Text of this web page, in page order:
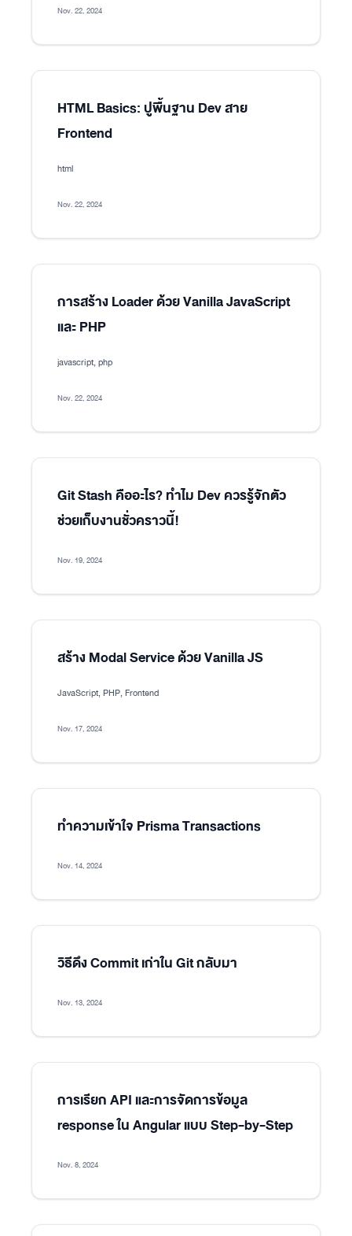
Nov. 22, 2024
HTML Basics: ปูพื้นฐาน Dev สาย
Frontend
html
Nov. 22, 2024
การสร้าง Loader ด้วย Vanilla JavaScript
และ PHP
javascript, php
Nov. 22, 2024
Git Stash คืออะไร? ทำไม Dev ควรรู้จักตัว
ช่วยเก็บงานชั่วคราวนี้!
Nov. 19, 2024
สร้าง Modal Service ด้วย Vanilla JS
JavaScript, PHP, Frontend
Nov. 17, 2024
ทำความเข้าใจ Prisma Transactions
Nov. 14, 2024
วิธีดึง Commit เก่าใน Git กลับมา
Nov. 13, 2024
การเรียก API และการจัดการข้อมูล
response ใน Angular แบบ Step-by-Step
Nov. 8, 2024